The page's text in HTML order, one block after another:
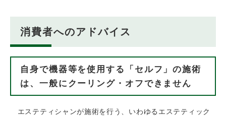
消費者へのアドバイス
自身で機器等を使用する「セルフ」の施術
は、一般にクーリング・オフできません
エステティシャンが施術を行う、いわゆるエステティック